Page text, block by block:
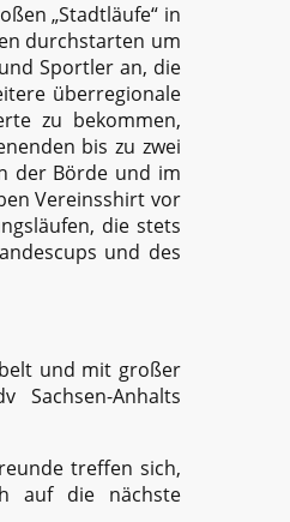
„Stadtläufe“ in
durchstarten um
Sportler an, die
überregionale
zu bekommen,
bis zu zwei
der Börde und im
Vereinsshirt vor
die stets
und des
und mit großer
Anhalts
treffen sich,
auf die nächste